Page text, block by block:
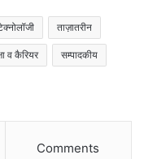
ताज़ातरीन
व कैरियर सम्पादकीय
Comments